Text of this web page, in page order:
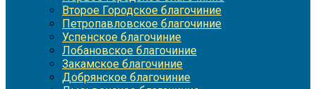
Второе Городское благочиние
Петропавловское благочиние
Успенское благочиние
Лобановское благочиние
Закамское благочиние
Добрянское благочиние